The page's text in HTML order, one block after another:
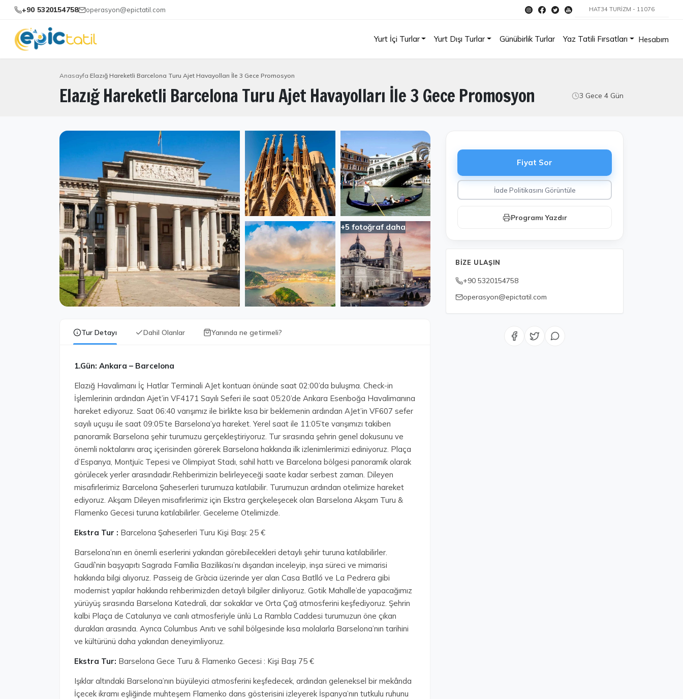
+90 5320154758 operasyon@epictatil.com HAT34 TURİZM - 11076
Yurt İçi Turlar Yurt Dışı Turlar Günübirlik Turlar Yaz Tatili Fırsatları Hesabım
Anasayfa Elazığ Hareketli Barcelona Turu Ajet Havayolları İle 3 Gece Promosyon
Elazığ Hareketli Barcelona Turu Ajet Havayolları İle 3 Gece Promosyon 3 Gece 4 Gün
+5 fotoğraf daha
Tur Detayı Dahil Olanlar Yanında ne getirmeli?
1.Gün: Ankara – Barcelona
Elazığ Havalimanı İç Hatlar Terminali AJet kontuarı önünde saat 02:00’da buluşma. Check-in
İşlemlerinin ardından Ajet’in VF4171 Sayılı Seferi ile saat 05:20’de Ankara Esenboğa Havalimanına
hareket ediyoruz. Saat 06:40 varışımız ile birlikte kısa bir beklemenin ardından AJet’in VF607 sefer
sayılı uçuşu ile saat 09:05’te Barselona’ya hareket. Yerel saat ile 11:05’te varışımızı takiben
panoramik Barselona şehir turumuzu gerçekleştiriyoruz. Tur sırasında şehrin genel dokusunu ve
önemli noktalarını araç içerisinden görerek Barselona hakkında ilk izlenimlerimizi ediniyoruz. Plaça
d’Espanya, Montjuïc Tepesi ve Olimpiyat Stadı, sahil hattı ve Barcelona bölgesi panoramik olarak
görülecek yerler arasındadır.Rehberimizin belirleyeceği saate kadar serbest zaman. Dileyen
misafirlerimiz Barcelona Şaheserleri turumuza katılabilir. Turumuzun ardından otelimize hareket
ediyoruz. Akşam Dileyen misafirlerimiz için Ekstra gerçkeleşecek olan Barselona Akşam Turu &
Flamenko Gecesi turuna katılabilirler. Geceleme Otelimizde.
Ekstra Tur : Barcelona Şaheserleri Turu Kişi Başı: 25 €
Barselona’nın en önemli eserlerini yakından görebilecekleri detaylı şehir turuna katılabilirler.
Gaudí’nin başyapıtı Sagrada Família Bazilikası’nı dışarıdan inceleyip, inşa süreci ve mimarisi
hakkında bilgi alıyoruz. Passeig de Gràcia üzerinde yer alan Casa Batlló ve La Pedrera gibi
modernist yapılar hakkında rehberimizden detaylı bilgiler dinliyoruz. Gotik Mahalle’de yapacağımız
yürüyüş sırasında Barselona Katedrali, dar sokaklar ve Orta Çağ atmosferini keşfediyoruz. Şehrin
kalbi Plaça de Catalunya ve canlı atmosferiyle ünlü La Rambla Caddesi turumuzun öne çıkan
durakları arasında. Ayrıca Columbus Anıtı ve sahil bölgesinde kısa molalarla Barselona’nın tarihini
ve kültürünü daha yakından deneyimliyoruz.
Ekstra Tur: Barselona Gece Turu & Flamenko Gecesi : Kişi Başı 75 €
Işıklar altındaki Barselona’nın büyüleyici atmosferini keşfedecek, ardından geleneksel bir mekânda
İçecek ikramı eşliğinde muhteşem Flamenko dans gösterisini izleyerek İspanya’nın tutkulu ruhunu
Fiyat Sor
İade Politikasını Görüntüle
Programı Yazdır
BIZE ULAŞIN
+90 5320154758
operasyon@epictatil.com